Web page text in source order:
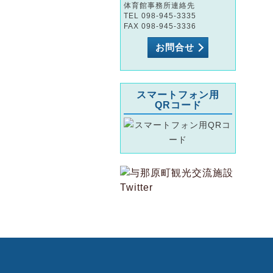
体育館事務所連絡先
TEL 098-945-3335
FAX 098-945-3336
お問合せ
スマートフォン用
QRコード